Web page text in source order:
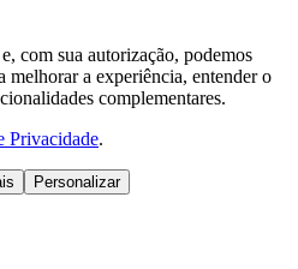
com sua autorização, podemos
melhorar a experiência, entender o
complementares.
Privacidade.
Personalizar